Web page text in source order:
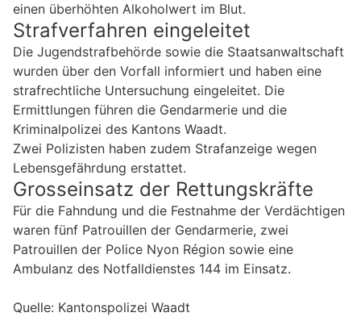
einen überhöhten Alkoholwert im Blut.
Strafverfahren eingeleitet
Die Jugendstrafbehörde sowie die Staatsanwaltschaft
wurden über den Vorfall informiert und haben eine
strafrechtliche Untersuchung eingeleitet. Die
Ermittlungen führen die Gendarmerie und die
Kriminalpolizei des Kantons Waadt.
Zwei Polizisten haben zudem Strafanzeige wegen
Lebensgefährdung erstattet.
Grosseinsatz der Rettungskräfte
Für die Fahndung und die Festnahme der Verdächtigen
waren fünf Patrouillen der Gendarmerie, zwei
Patrouillen der Police Nyon Région sowie eine
Ambulanz des Notfalldienstes 144 im Einsatz.
Quelle: Kantonspolizei Waadt